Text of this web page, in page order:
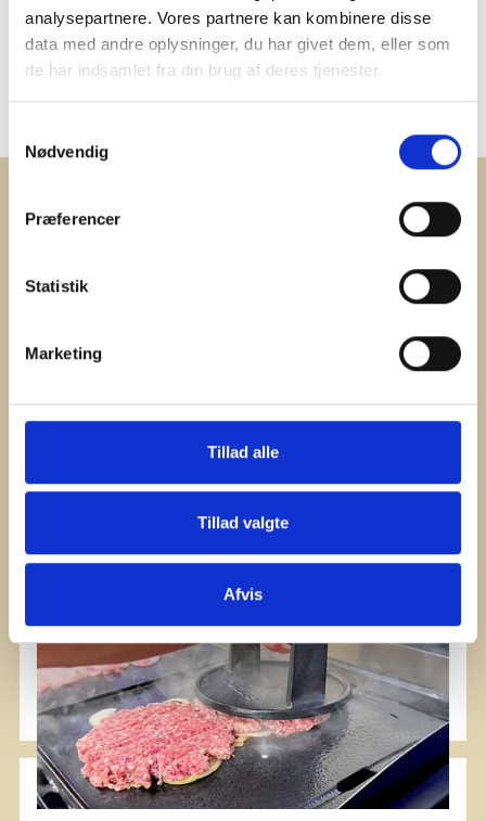
analysepartnere. Vores partnere kan kombinere disse
data med andre oplysninger, du har givet dem, eller som
de har indsamlet fra din brug af deres tjenester.
Nødvendig
Præferencer
Statistik
Marketing
Tillad alle
Tillad valgte
Afvis
RECETTES APPARENTÉES
Smash Burger
C'est devenu un classic un succès retentissant.